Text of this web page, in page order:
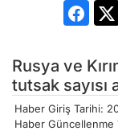
Rusya ve
tutsak sayısı
Haber Giriş Tarihi:
Haber Güncellenme